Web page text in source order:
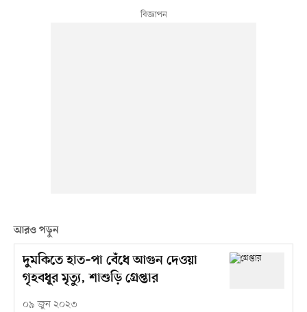
আরও পড়ুন
দুমকিতে হাত–পা বেঁধে আগুন দেওয়া
গৃহবধূর মৃত্যু, শাশুড়ি গ্রেপ্তার
০৯ জুন ২০২৩